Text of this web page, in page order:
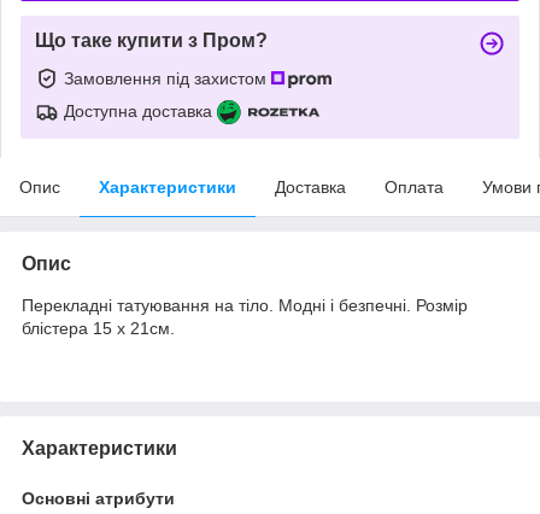
Що таке купити з Пром?
Замовлення під захистом
Доступна доставка
Опис Характеристики Доставка Оплата Умови
Опис
Перекладні татуювання на тіло. Модні і безпечні. Розмір
блістера 15 х 21см.
Характеристики
Основні атрибути